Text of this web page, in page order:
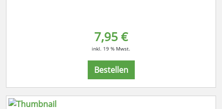
7,95 €
inkl. 19 % Mwst.
Bestellen